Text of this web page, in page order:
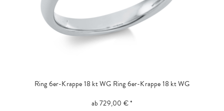
Ring 6er-Krappe 18 kt WG Ring 6er-Krappe 18 kt WG
ab 729,00 € *